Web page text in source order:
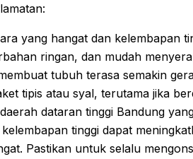
yang hangat dan kelembapan
ringan, dan mudah
tubuh terasa semakin
tipis atau syal, terutama jika
dataran tinggi Bandung
tinggi dapat
Pastikan untuk selalu